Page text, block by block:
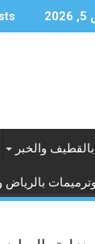
والخبر
بالرياض